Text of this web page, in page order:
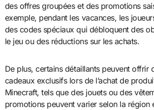
des offres groupées et des promotions
exemple, pendant les vacances, les
des codes spéciaux qui débloquent des
le jeu ou des réductions sur les achats.
De plus, certains détaillants peuvent offrir
cadeaux exclusifs lors de l’achat de
Minecraft, tels que des jouets ou des
promotions peuvent varier selon la région